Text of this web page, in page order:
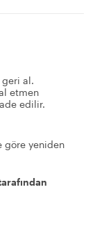
al.
etmen
edilir.
göre yeniden